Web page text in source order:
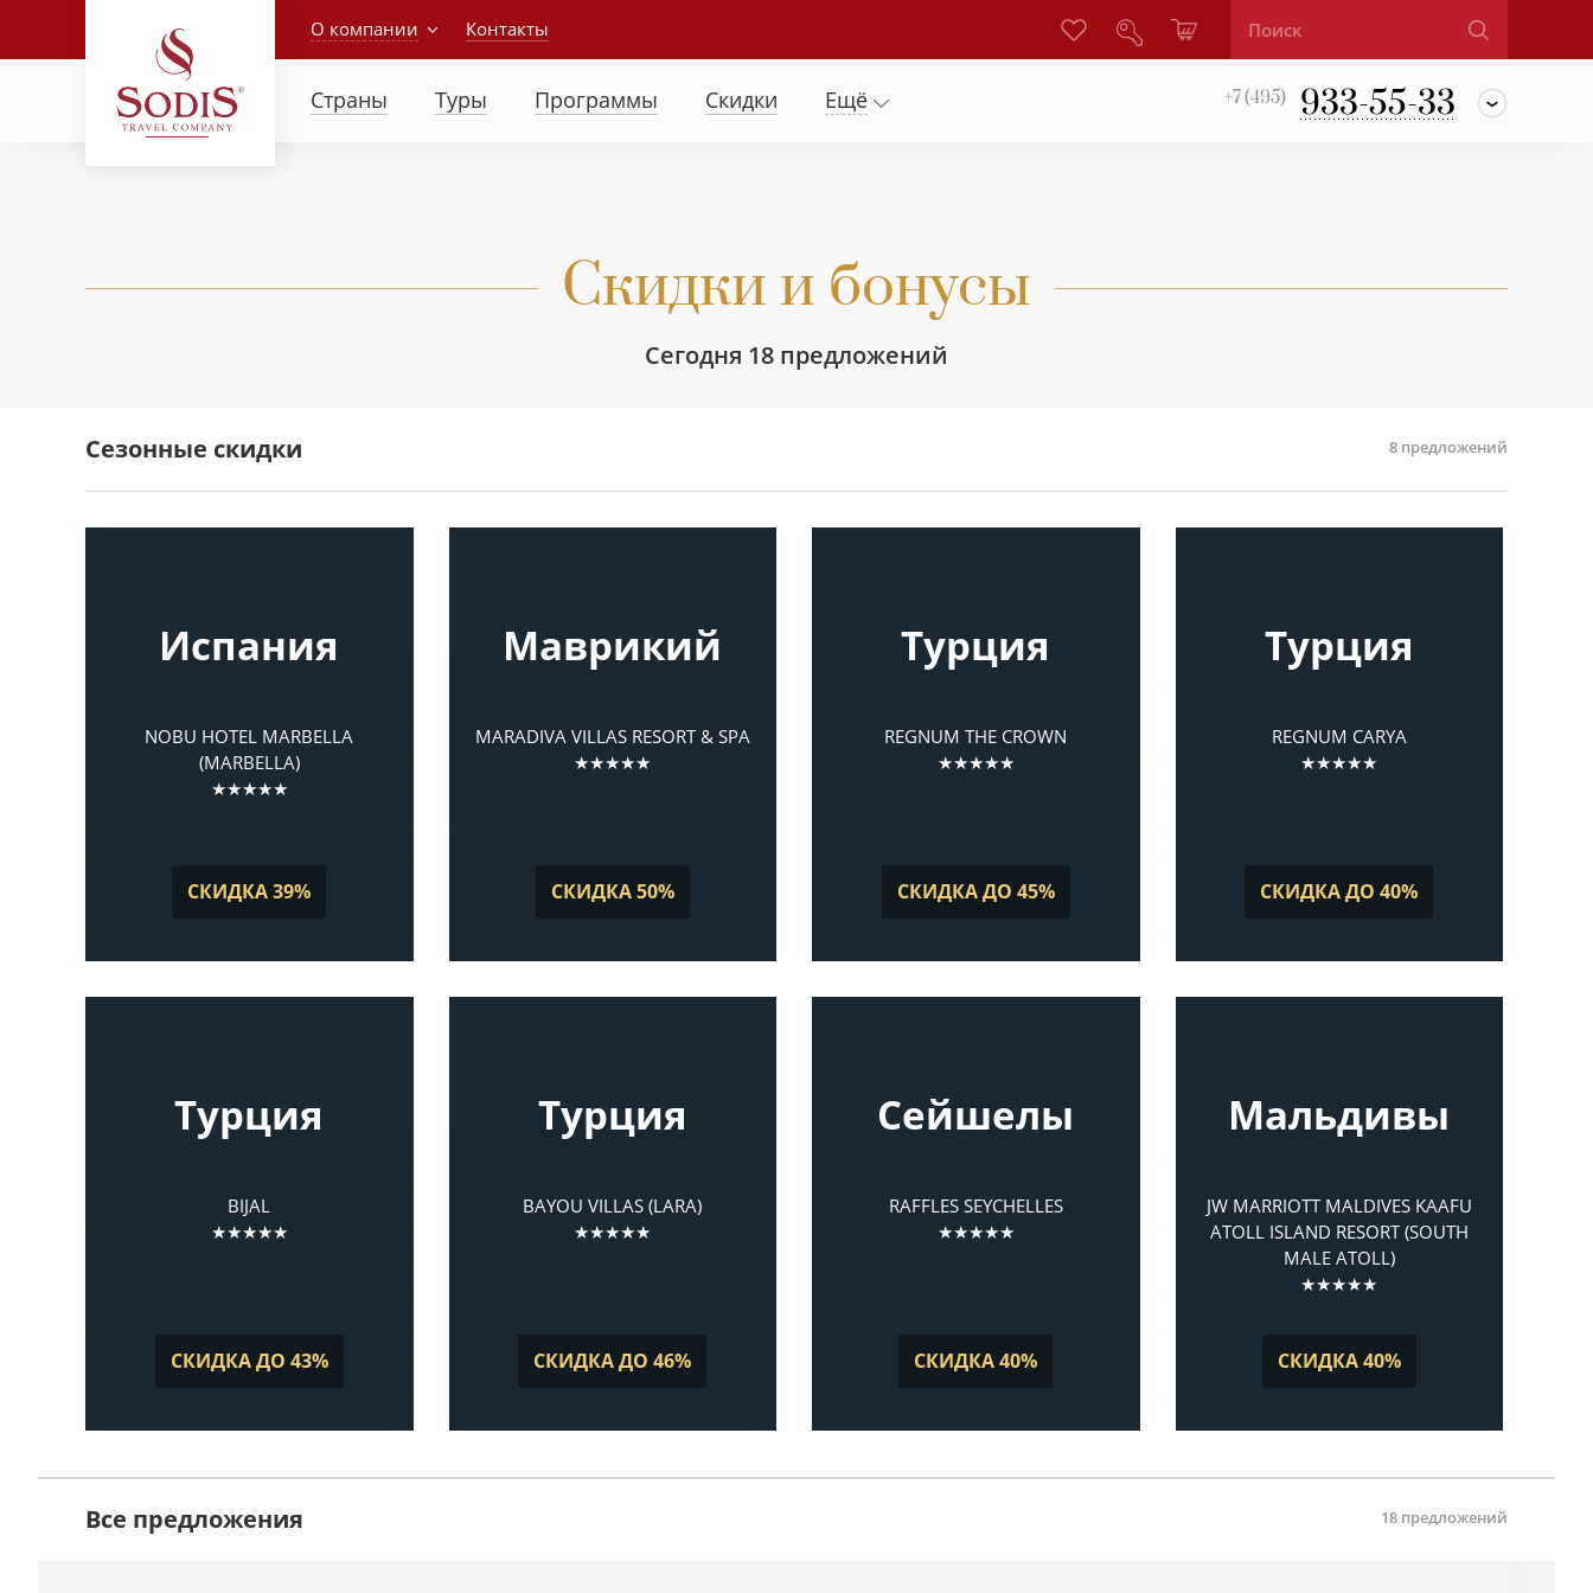
О компании Контакты
Страны Туры Программы Скидки Ещё +7 (495) 933-55-33
Скидки и бонусы
Сегодня 18 предложений
Сезонные скидки 8 предложений
Испания
NOBU HOTEL MARBELLA
(MARBELLA)
★★★★★
СКИДКА 39%
Маврикий
MARADIVA VILLAS RESORT & SPA
★★★★★
СКИДКА 50%
Турция
REGNUM THE CROWN
★★★★★
СКИДКА ДО 45%
Турция
REGNUM CARYA
★★★★★
СКИДКА ДО 40%
Турция
BIJAL
★★★★★
СКИДКА ДО 43%
Турция
BAYOU VILLAS (LARA)
★★★★★
СКИДКА ДО 46%
Сейшелы
RAFFLES SEYCHELLES
★★★★★
СКИДКА 40%
Мальдивы
JW MARRIOTT MALDIVES KAAFU
ATOLL ISLAND RESORT (SOUTH
MALE ATOLL)
★★★★★
СКИДКА 40%
Все предложения 18 предложений